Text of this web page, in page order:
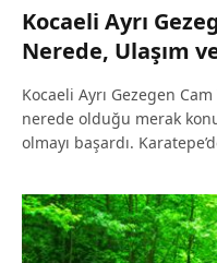
Kocaeli Ayrı
Nerede, Ulaşım
Kocaeli Ayrı Gezegen
nerede olduğu merak
olmayı başardı.